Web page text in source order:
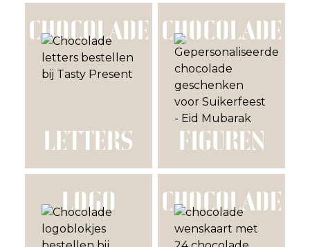
CHOCOLADE
LETTERS
CHOCOLADE
FIGUREN
LOGO
CHOCOLADE